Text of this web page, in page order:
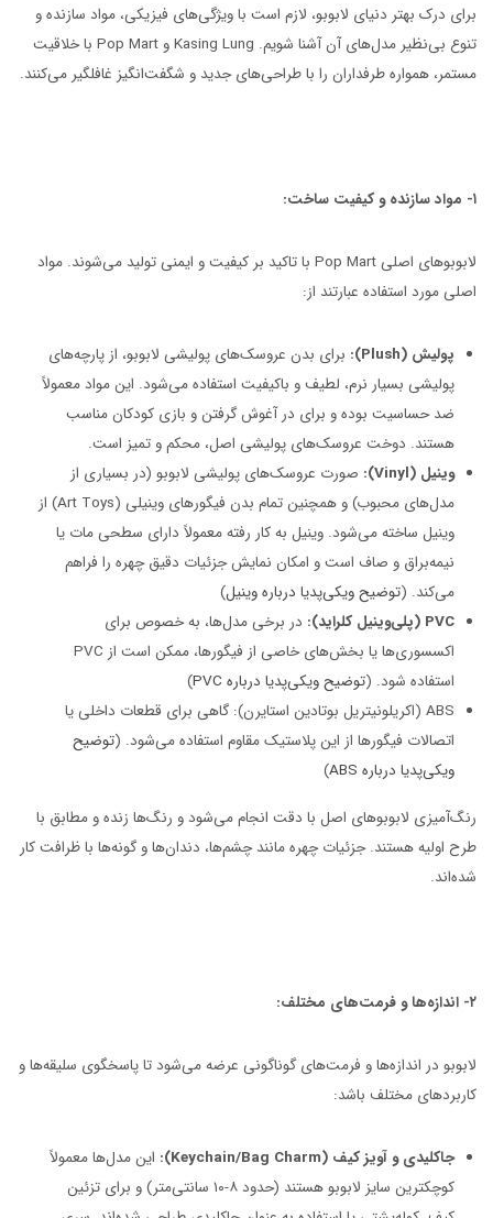
برای درک بهتر دنیای لابوبو، لازم است با ویژگی‌های فیزیکی، مواد سازنده و
تنوع بی‌نظیر مدل‌های آن آشنا شویم. Kasing Lung و Pop Mart با خلاقیت
مستمر، همواره طرفداران را با طراحی‌های جدید و شگفت‌انگیز غافلگیر می‌کنند.
۱- مواد سازنده و کیفیت ساخت:
لابوبوهای اصلی Pop Mart با تاکید بر کیفیت و ایمنی تولید می‌شوند. مواد
اصلی مورد استفاده عبارتند از:
پولیش (Plush):
برای بدن عروسک‌های پولیشی لابوبو، از پارچه‌های
پولیشی بسیار نرم، لطیف و باکیفیت استفاده می‌شود. این مواد معمولاً
ضد حساسیت بوده و برای در آغوش گرفتن و بازی کودکان مناسب
هستند. دوخت عروسک‌های پولیشی اصل، محکم و تمیز است.
وینیل (Vinyl):
صورت عروسک‌های پولیشی لابوبو (در بسیاری از
مدل‌های محبوب) و همچنین تمام بدن فیگورهای وینیلی (Art Toys) از
وینیل ساخته می‌شود. وینیل به کار رفته معمولاً دارای سطحی مات یا
نیمه‌براق و صاف است و امکان نمایش جزئیات دقیق چهره را فراهم
می‌کند. (توضیح ویکی‌پدیا درباره وینیل)
PVC (پلی‌وینیل کلراید):
در برخی مدل‌ها، به خصوص برای
اکسسوری‌ها یا بخش‌های خاصی از فیگورها، ممکن است از PVC
استفاده شود. (توضیح ویکی‌پدیا درباره PVC
)
ABS (اکریلونیتریل بوتادین استایرن): گاهی برای قطعات داخلی یا
اتصالات فیگورها از این پلاستیک مقاوم استفاده می‌شود. (توضیح
ویکی‌پدیا درباره ABS
)
رنگ‌آمیزی لابوبوهای اصل با دقت انجام می‌شود و رنگ‌ها زنده و مطابق با
طرح اولیه هستند. جزئیات چهره مانند چشم‌ها، دندان‌ها و گونه‌ها با ظرافت کار
شده‌اند.
۲- اندازه‌ها و فرمت‌های مختلف:
لابوبو در اندازه‌ها و فرمت‌های گوناگونی عرضه می‌شود تا پاسخگوی سلیقه‌ها و
کاربردهای مختلف باشد:
جاکلیدی و آویز کیف (Keychain/Bag Charm):
این مدل‌ها معمولاً
کوچکترین سایز لابوبو هستند (حدود ۸-۱۰ سانتی‌متر) و برای تزئین